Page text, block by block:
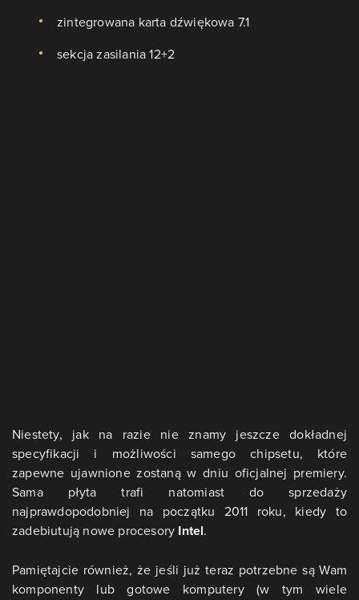
zintegrowana karta dźwiękowa 7.1
sekcja zasilania 12+2
Niestety, jak na razie nie znamy jeszcze dokładnej
specyfikacji i możliwości samego chipsetu, które
zapewne ujawnione zostaną w dniu oficjalnej premiery.
Sama płyta trafi natomiast do sprzedaży
najprawdopodobniej na początku 2011 roku, kiedy to
zadebiutują nowe procesory Intel.
Pamiętajcie również, że jeśli już teraz potrzebne są Wam
komponenty lub gotowe komputery (w tym wiele